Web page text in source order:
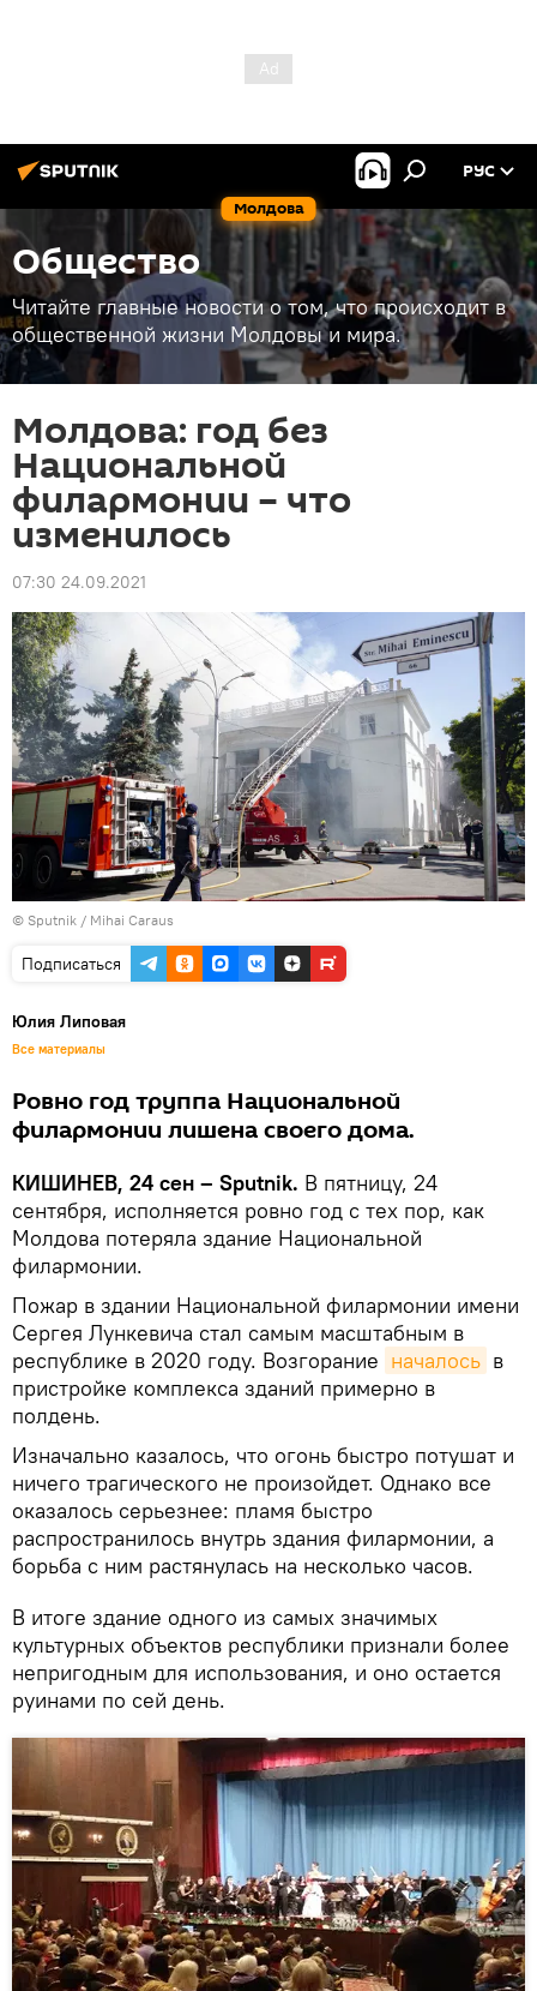
Молдова
РУС
Общество
Читайте главные новости о том, что происходит в
общественной жизни Молдовы и мира.
Молдова: год без
Национальной
филармонии – что
изменилось
07:30 24.09.2021
© Sputnik / Mihai Caraus
Подписаться
Юлия Липовая
Все материалы
Ровно год труппа Национальной
филармонии лишена своего дома.
КИШИНЕВ, 24 сен – Sputnik. В пятницу, 24
сентября, исполняется ровно год с тех пор, как
Молдова потеряла здание Национальной
филармонии.
Пожар в здании Национальной филармонии имени
Сергея Лункевича стал самым масштабным в
республике в 2020 году. Возгорание началось в
пристройке комплекса зданий примерно в
полдень.
Изначально казалось, что огонь быстро потушат и
ничего трагического не произойдет. Однако все
оказалось серьезнее: пламя быстро
распространилось внутрь здания филармонии, а
борьба с ним растянулась на несколько часов.
В итоге здание одного из самых значимых
культурных объектов республики признали более
непригодным для использования, и оно остается
руинами по сей день.